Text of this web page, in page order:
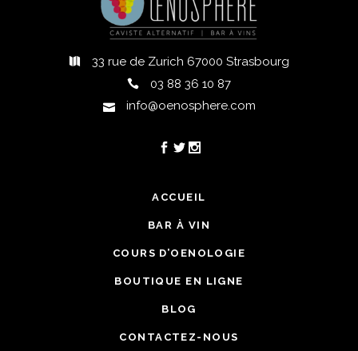
33 rue de Zurich 67000 Strasbourg
03 88 36 10 87
info@oenosphere.com
ACCUEIL
BAR À VIN
COURS D’OENOLOGIE
BOUTIQUE EN LIGNE
BLOG
CONTACTEZ-NOUS